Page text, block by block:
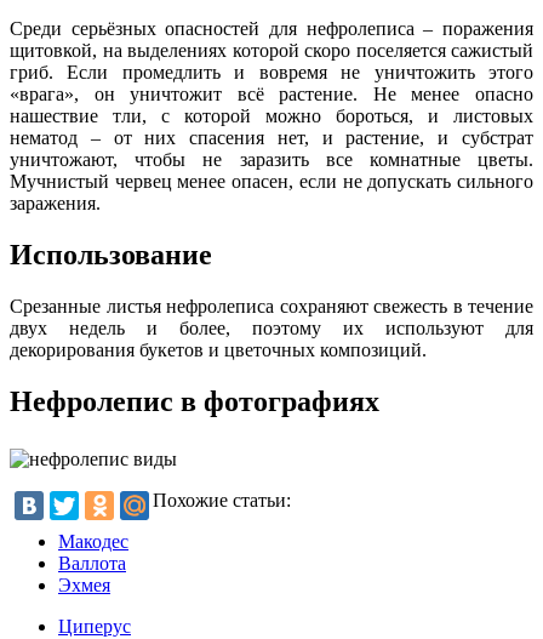
Среди серьёзных опасностей для нефролеписа – поражения
щитовкой, на выделениях которой скоро поселяется сажистый
гриб. Если промедлить и вовремя не уничтожить этого
«врага», он уничтожит всё растение. Не менее опасно
нашествие тли, с которой можно бороться, и листовых
нематод – от них спасения нет, и растение, и субстрат
уничтожают, чтобы не заразить все комнатные цветы.
Мучнистый червец менее опасен, если не допускать сильного
заражения.
Использование
Срезанные листья нефролеписа сохраняют свежесть в течение
двух недель и более, поэтому их используют для
декорирования букетов и цветочных композиций.
Нефролепис в фотографиях
Похожие статьи:
Макодес
Валлота
Эхмея
Циперус